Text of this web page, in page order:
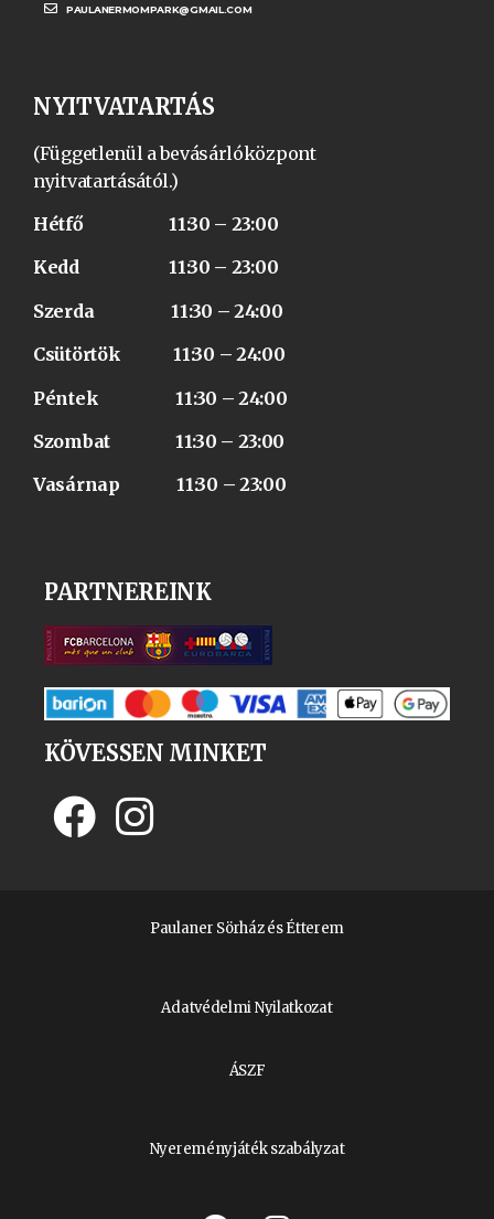
PAULANERMOMPARK@GMAIL.COM
NYITVATARTÁS
(Függetlenül a bevásárlóközpont
nyitvatartásától.)
Hétfő 11:30 – 23:00
Kedd 11:30 – 23:00
Szerda 11:30 – 24:00
Csütörtök 11:30 – 24:00
Péntek 11:30 – 24:00
Szombat 11:30 – 23:00
Vasárnap 11:30 – 23:00
PARTNEREINK
KÖVESSEN MINKET
Paulaner Sörház és Étterem
Adatvédelmi Nyilatkozat
ÁSZF
Nyereményjáték szabályzat